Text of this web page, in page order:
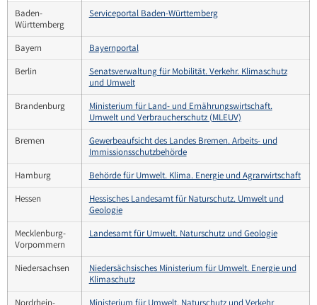
Baden-
Württemberg
Serviceportal Baden-Württemberg
Bayern
Bayernportal
Berlin
Senatsverwaltung für Mobilität. Verkehr. Klimaschutz
und Umwelt
Brandenburg
Ministerium für Land- und Ernährungswirtschaft.
Umwelt und Verbraucherschutz (MLEUV)
Bremen
Gewerbeaufsicht des Landes Bremen. Arbeits- und
Immissionsschutzbehörde
Hamburg
Behörde für Umwelt. Klima. Energie und Agrarwirtschaft
Hessen
Hessisches Landesamt für Naturschutz. Umwelt und
Geologie
Mecklenburg-
Vorpommern
Landesamt für Umwelt. Naturschutz und Geologie
Niedersachsen
Niedersächsisches Ministerium für Umwelt. Energie und
Klimaschutz